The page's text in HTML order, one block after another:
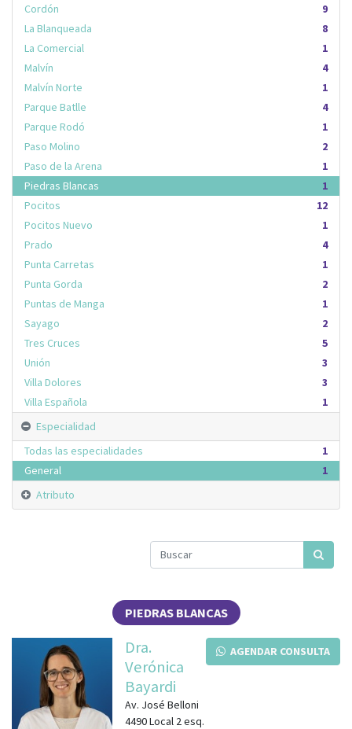
9
Cordón
8
La Blanqueada
1
La Comercial
4
Malvín
1
Malvín Norte
4
Parque Batlle
1
Parque Rodó
2
Paso Molino
1
Paso de la Arena
1
Piedras Blancas
12
Pocitos
1
Pocitos Nuevo
4
Prado
1
Punta Carretas
2
Punta Gorda
1
Puntas de Manga
2
Sayago
5
Tres Cruces
3
Unión
3
Villa Dolores
1
Villa Española
Especialidad
1
Todas las especialidades
1
General
Atributo
PIEDRAS BLANCAS
AGENDAR CONSULTA
Dra.
Verónica
Bayardi
Av. José Belloni
4490 Local 2esq.